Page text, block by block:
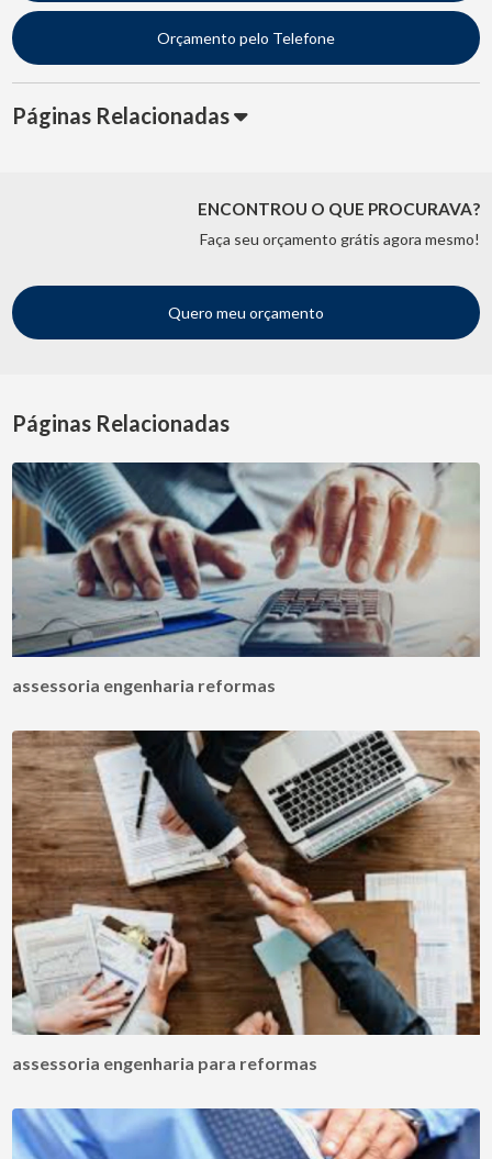
Orçamento pelo Telefone
Páginas Relacionadas
ENCONTROU O QUE PROCURAVA?
Faça seu orçamento grátis agora mesmo!
Quero meu orçamento
Páginas Relacionadas
assessoria engenharia reformas
assessoria engenharia para reformas